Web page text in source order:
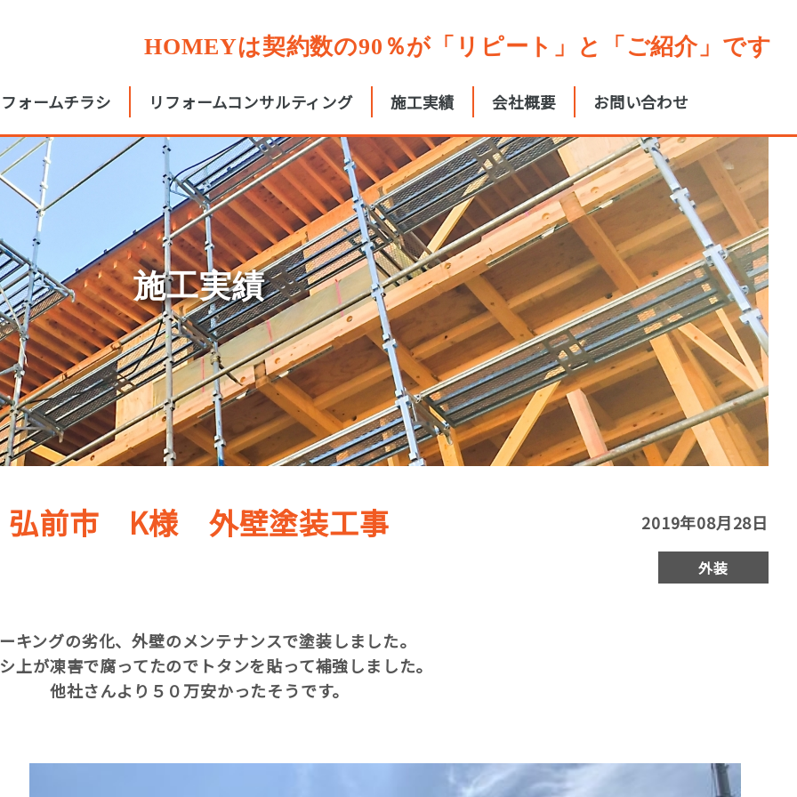
HOMEYは契約数の90％が「リピート」と「ご紹介」です
ォームチラシ リフォームコンサルティング 施工実績 会社概要 お問い合わせ
施工実績
弘前市 K様 外壁塗装工事 2019年08月28日
外装
キングの劣化、外壁のメンテナンスで塗装しました。
上が凍害で腐ってたのでトタンを貼って補強しました。
他社さんより５０万安かったそうです。